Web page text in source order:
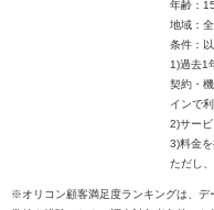
年齢：
地域：全
条件：
1)過去1
契約・
インで
2)サー
3)料金
ただし
※オリコン顧客満足度ランキングは、デ